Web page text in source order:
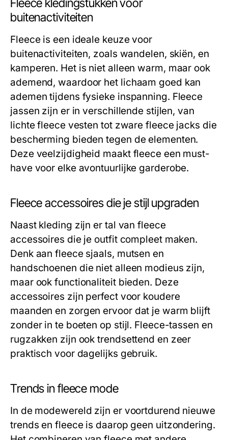
Fleece kledingstukken voor
buitenactiviteiten
Fleece is een ideale keuze voor
buitenactiviteiten, zoals wandelen, skiën, en
kamperen. Het is niet alleen warm, maar ook
ademend, waardoor het lichaam goed kan
ademen tijdens fysieke inspanning. Fleece
jassen zijn er in verschillende stijlen, van
lichte fleece vesten tot zware fleece jacks die
bescherming bieden tegen de elementen.
Deze veelzijdigheid maakt fleece een must-
have voor elke avontuurlijke garderobe.
Fleece accessoires die je stijl upgraden
Naast kleding zijn er tal van fleece
accessoires die je outfit compleet maken.
Denk aan fleece sjaals, mutsen en
handschoenen die niet alleen modieus zijn,
maar ook functionaliteit bieden. Deze
accessoires zijn perfect voor koudere
maanden en zorgen ervoor dat je warm blijft
zonder in te boeten op stijl. Fleece-tassen en
rugzakken zijn ook trendsettend en zeer
praktisch voor dagelijks gebruik.
Trends in fleece mode
In de modewereld zijn er voortdurend nieuwe
trends en fleece is daarop geen uitzondering.